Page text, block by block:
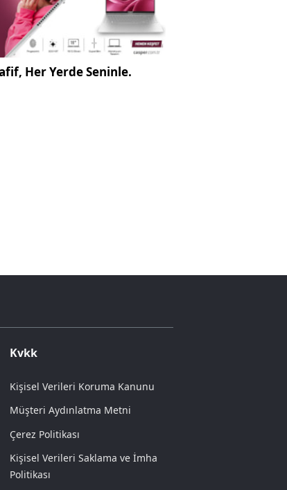
Her Yerde Seninle.
Kvkk
Kişisel Verileri Koruma Kanunu
Müşteri Aydınlatma Metni
Çerez Politikası
Kişisel Verileri Saklama ve İmha
Politikası